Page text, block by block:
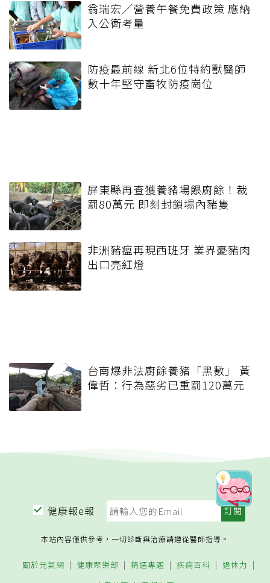
翁瑞宏／營養午餐免費政策 應納
入公衛考量
防疫最前線 新北6位特約獸醫師
數十年堅守畜牧防疫崗位
屏東縣再查獲養豬場餵廚餘！裁
罰80萬元 即刻封鎖場內豬隻
非洲豬瘟再現西班牙 業界憂豬肉
出口亮紅燈
台南爆非法廚餘養豬「黑數」 黃
偉哲：行為惡劣已重罰120萬元
健康報e報
本站內容僅供參考，一切診斷與治療請遵從醫師指導。
關於元氣網 健康聚樂部 精選專題 疾病百科
退休力